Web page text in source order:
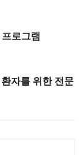
로그램
자를 위한 전문